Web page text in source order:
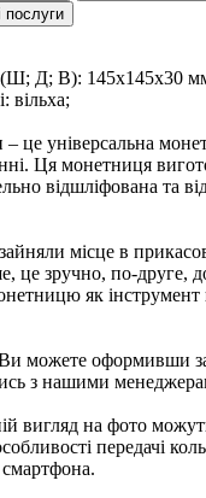
послуги
(Ш; Д; В): 145х145х30
вільха;
це універсальна
Ця монетниця
відшліфована та
місце в
це зручно, по-друге,
як інструмент
можете оформивши
з нашими
вигляд на фото
передачі